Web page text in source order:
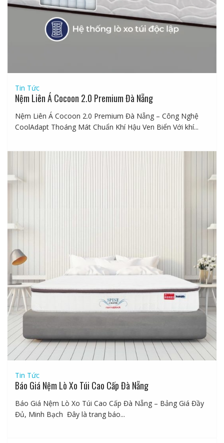
Tin Tức
Nệm Liên Á Cocoon 2.0 Premium Đà Nẵng
Nệm Liên Á Cocoon 2.0 Premium Đà Nẵng – Công Nghệ
CoolAdapt Thoáng Mát Chuẩn Khí Hậu Ven Biển Với khí...
Tin Tức
Báo Giá Nệm Lò Xo Túi Cao Cấp Đà Nẵng
Báo Giá Nệm Lò Xo Túi Cao Cấp Đà Nẵng – Bảng Giá Đầy
Đủ, Minh Bạch Đây là trang báo...